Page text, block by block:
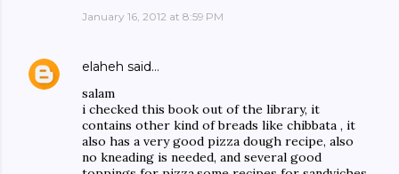
January 16, 2012 at 8:59 PM
elaheh said…
salam
i checked this book out of the library, it
contains other kind of breads like chibbata , it
also has a very good pizza dough recipe, also
no kneading is needed, and several good